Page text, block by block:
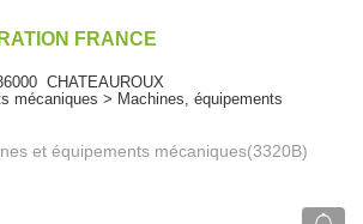
FRANCE
CHATEAUROUX
mécaniques > Machines, équipements
et équipements mécaniques(3320B)